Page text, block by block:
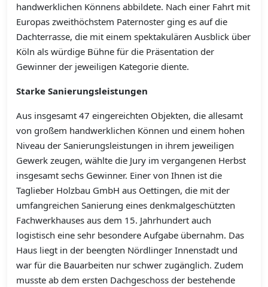
handwerklichen Könnens abbildete. Nach einer Fahrt mit
Europas zweithöchstem Paternoster ging es auf die
Dachterrasse, die mit einem spektakulären Ausblick über
Köln als würdige Bühne für die Präsentation der
Gewinner der jeweiligen Kategorie diente.
Starke Sanierungsleistungen
Aus insgesamt 47 eingereichten Objekten, die allesamt
von großem handwerklichen Können und einem hohen
Niveau der Sanierungsleistungen in ihrem jeweiligen
Gewerk zeugen, wählte die Jury im vergangenen Herbst
insgesamt sechs Gewinner. Einer von Ihnen ist die
Taglieber Holzbau GmbH aus Oettingen, die mit der
umfangreichen Sanierung eines denkmalgeschützten
Fachwerkhauses aus dem 15. Jahrhundert auch
logistisch eine sehr besondere Aufgabe übernahm. Das
Haus liegt in der beengten Nördlinger Innenstadt und
war für die Bauarbeiten nur schwer zugänglich. Zudem
musste ab dem ersten Dachgeschoss der bestehende